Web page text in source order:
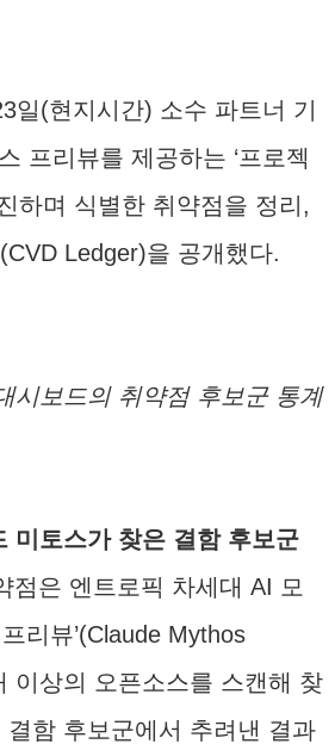
일(현지시간) 소수 파트너 기
프리뷰를 제공하는 ‘프로젝
하며 식별한 취약점을 정리,
Ledger)을 공개했다.
시보드의 취약점 후보군 통계
미토스가 찾은 결함 후보군
점은 엔트로픽 차세대 AI 모
리뷰’(Claude Mythos
이상의 오픈소스를 스캔해 찾
결함 후보군에서 추려낸 결과